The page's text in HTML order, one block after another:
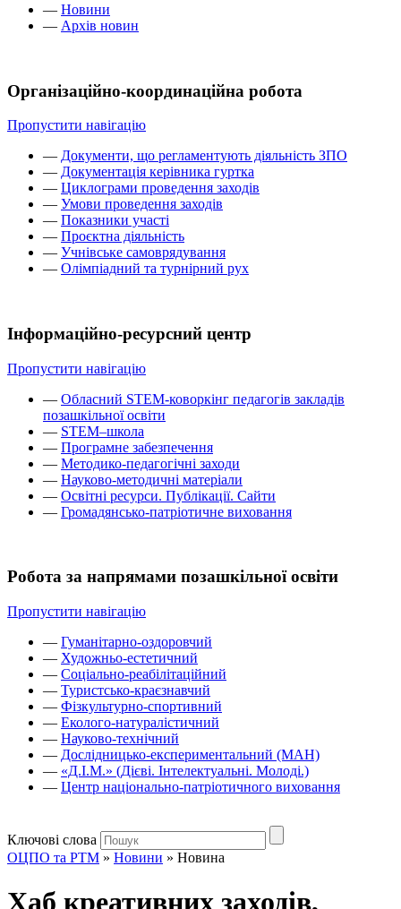
— Новини
— Архів новин
Організаційно-координаційна робота
Пропустити навігацію
— Документи, що регламентують діяльність ЗПО
— Документація керівника гуртка
— Циклограми проведення заходів
— Умови проведення заходів
— Показники участі
— Проєктна діяльність
— Учнівське самоврядування
— Олімпіадний та турнірний рух
Інформаційно-ресурсний центр
Пропустити навігацію
— Обласний STEM-коворкінг педагогів закладів
позашкільної освіти
— STEM–школа
— Програмне забезпечення
— Методико-педагогічні заходи
— Науково-методичні матеріали
— Освітні ресурси. Публікації. Сайти
— Громадянсько-патріотичне виховання
Робота за напрямами позашкільної освіти
Пропустити навігацію
— Гуманітарно-оздоровчий
— Художньо-естетичний
— Соціально-реабілітаційний
— Туристсько-краєзнавчий
— Фізкультурно-спортивний
— Еколого-натуралістичний
— Науково-технічний
— Дослідницько-експериментальний (МАН)
— «Д.І.М.» (Дієві. Інтелектуальні. Молоді.)
— Центр національно-патріотичного виховання
Ключові слова
ОЦПО та РТМ » Новини » Новина
Хаб креативних заходів,